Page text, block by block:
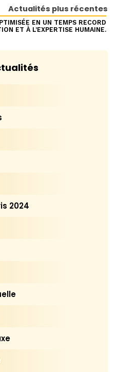
Actualités plus récentes
EN UN TEMPS RECORD
ET À L’EXPERTISE HUMAINE.
2024